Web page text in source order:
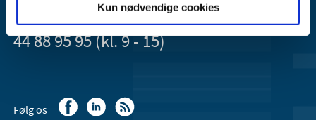
Kun nødvendige cookies
Kontakt Lægemiddelstyrelsen
44 88 95 95 (kl. 9 - 15)
Følg os